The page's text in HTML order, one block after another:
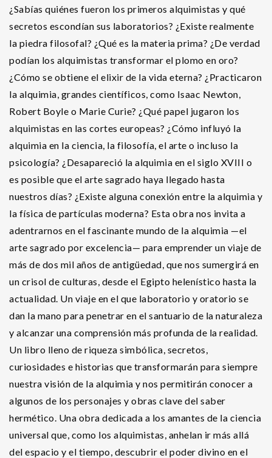
¿Sabías quiénes fueron los primeros alquimistas y qué
secretos escondían sus laboratorios? ¿Existe realmente
la piedra filosofal? ¿Qué es la materia prima? ¿De verdad
podían los alquimistas transformar el plomo en oro?
¿Cómo se obtiene el elixir de la vida eterna? ¿Practicaron
la alquimia, grandes científicos, como Isaac Newton,
Robert Boyle o Marie Curie? ¿Qué papel jugaron los
alquimistas en las cortes europeas? ¿Cómo influyó la
alquimia en la ciencia, la filosofía, el arte o incluso la
psicología? ¿Desapareció la alquimia en el siglo XVIII o
es posible que el arte sagrado haya llegado hasta
nuestros días? ¿Existe alguna conexión entre la alquimia y
la física de partículas moderna? Esta obra nos invita a
adentrarnos en el fascinante mundo de la alquimia —el
arte sagrado por excelencia— para emprender un viaje de
más de dos mil años de antigüedad, que nos sumergirá en
un crisol de culturas, desde el Egipto helenístico hasta la
actualidad. Un viaje en el que laboratorio y oratorio se
dan la mano para penetrar en el santuario de la naturaleza
y alcanzar una comprensión más profunda de la realidad.
Un libro lleno de riqueza simbólica, secretos,
curiosidades e historias que transformarán para siempre
nuestra visión de la alquimia y nos permitirán conocer a
algunos de los personajes y obras clave del saber
hermético. Una obra dedicada a los amantes de la ciencia
universal que, como los alquimistas, anhelan ir más allá
del espacio y el tiempo, descubrir el poder divino en el